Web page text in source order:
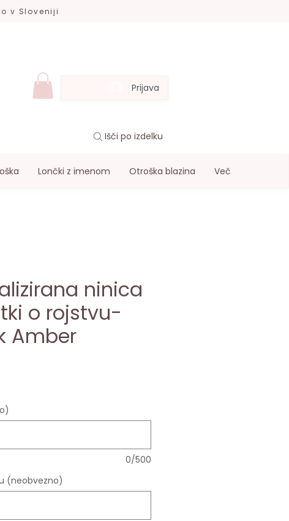
v Sloveniji
Prijava
Išči po izdelku
Lončki z imenom Otroška blazina Več
ninica
o rojstvu-
Amber
0/500
(neobvezno)